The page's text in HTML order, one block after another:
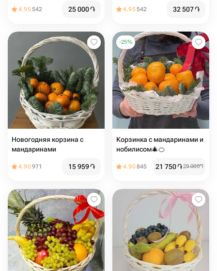
4.95542 25 000֏ 4.95542 32 507֏
Новогодняя корзина с
мандаринами
4.90971 15 959֏
-25%
Корзинка с мандаринами и
нобилисом🎄🍊
4.90845 21 750֏29 000֏